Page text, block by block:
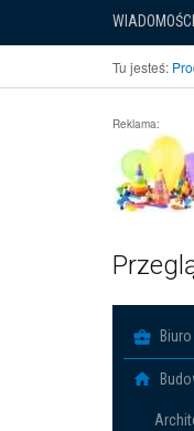
WIADOMOŚCI
Tu jesteś:
Reklama: